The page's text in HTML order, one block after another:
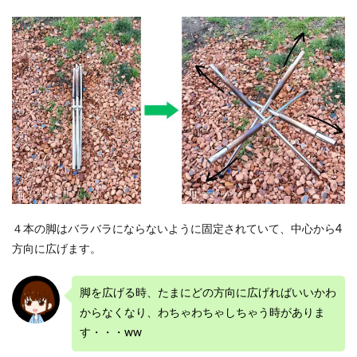
４本の脚はバラバラにならないように固定されていて、中心から4
方向に広げます。
脚を広げる時、たまにどの方向に広げればいいかわ
からなくなり、わちゃわちゃしちゃう時がありま
す・・・ww